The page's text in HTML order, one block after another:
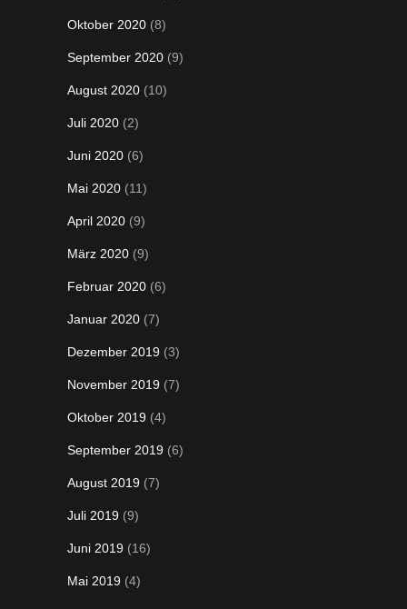
Oktober 2020 (8)
September 2020 (9)
August 2020 (10)
Juli 2020 (2)
Juni 2020 (6)
Mai 2020 (11)
April 2020 (9)
März 2020 (9)
Februar 2020 (6)
Januar 2020 (7)
Dezember 2019 (3)
November 2019 (7)
Oktober 2019 (4)
September 2019 (6)
August 2019 (7)
Juli 2019 (9)
Juni 2019 (16)
Mai 2019 (4)